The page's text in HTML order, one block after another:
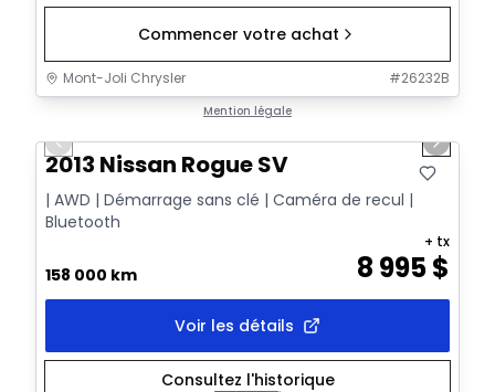
Commencer votre achat
Mont-Joli Chrysler #26232B
Mention légale
Previous slide Next
2013 Nissan Rogue SV
| AWD | Démarrage sans clé | Caméra de recul |
Bluetooth
158 000 km 8 995$
+ tx
Voir les détails
Consultez l'historique